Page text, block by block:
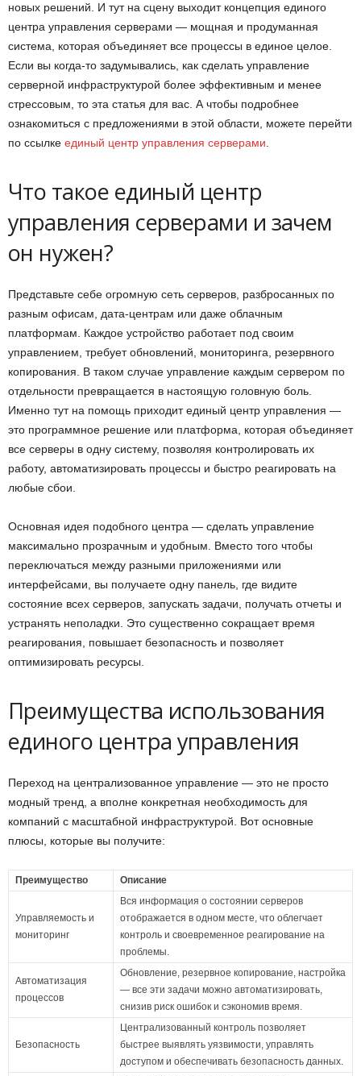
новых решений. И тут на сцену выходит концепция единого
центра управления серверами — мощная и продуманная
система, которая объединяет все процессы в единое целое.
Если вы когда-то задумывались, как сделать управление
серверной инфраструктурой более эффективным и менее
стрессовым, то эта статья для вас. А чтобы подробнее
ознакомиться с предложениями в этой области, можете перейти
по ссылке единый центр управления серверами
Что такое единый центр
управления серверами и зачем
он нужен?
Представьте себе огромную сеть серверов, разбросанных по
разным офисам, дата-центрам или даже облачным
платформам. Каждое устройство работает под своим
управлением, требует обновлений, мониторинга, резервного
копирования. В таком случае управление каждым сервером по
отдельности превращается в настоящую головную боль.
Именно тут на помощь приходит единый центр управления —
это программное решение или платформа, которая объединяет
все серверы в одну систему, позволяя контролировать их
работу, автоматизировать процессы и быстро реагировать на
любые сбои.
Основная идея подобного центра — сделать управление
максимально прозрачным и удобным. Вместо того чтобы
переключаться между разными приложениями или
интерфейсами, вы получаете одну панель, где видите
состояние всех серверов, запускать задачи, получать отчеты и
устранять неполадки. Это существенно сокращает время
реагирования, повышает безопасность и позволяет
оптимизировать ресурсы.
Преимущества использования
единого центра управления
Переход на централизованное управление — это не просто
модный тренд, а вполне конкретная необходимость для
компаний с масштабной инфраструктурой. Вот основные
плюсы, которые вы получите:
Преимущество Описание
Управляемость и
мониторинг
Вся информация о состоянии серверов
отображается в одном месте, что облегчает
контроль и своевременное реагирование на
проблемы.
Автоматизация
процессов
Обновление, резервное копирование, настройка
— все эти задачи можно автоматизировать,
снизив риск ошибок и сэкономив время.
Безопасность
Централизованный контроль позволяет
быстрее выявлять уязвимости, управлять
доступом и обеспечивать безопасность данных.